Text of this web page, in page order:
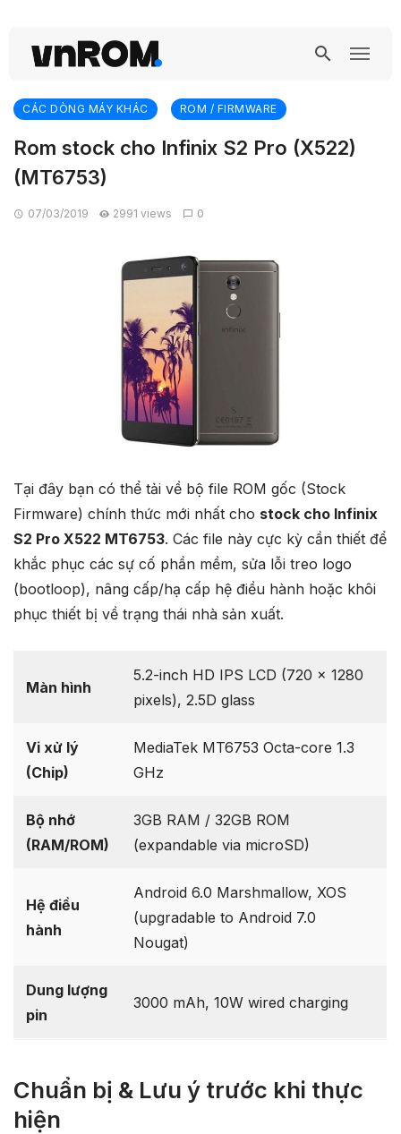
CÁC DÒNG MÁY KHÁC ROM / FIRMWARE
Rom stock cho Infinix S2 Pro (X522)
(MT6753)
07/03/2019 2991 views 0
Tại đây bạn có thể tải về bộ file ROM gốc (Stock
Firmware) chính thức mới nhất cho stock cho Infinix
S2 Pro X522 MT6753. Các file này cực kỳ cần thiết để
khắc phục các sự cố phần mềm, sửa lỗi treo logo
(bootloop), nâng cấp/hạ cấp hệ điều hành hoặc khôi
phục thiết bị về trạng thái nhà sản xuất.
Màn hình
5.2-inch HD IPS LCD (720 x 1280
pixels), 2.5D glass
Vi xử lý
(Chip)
MediaTek MT6753 Octa-core 1.3
GHz
Bộ nhớ
(RAM/ROM)
3GB RAM / 32GB ROM
(expandable via microSD)
Hệ điều
hành
Android 6.0 Marshmallow, XOS
(upgradable to Android 7.0
Nougat)
Dung lượng
pin
3000 mAh, 10W wired charging
Chuẩn bị & Lưu ý trước khi thực
hiện